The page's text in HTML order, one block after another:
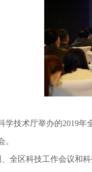
技术厅举办的2019
。
全区科技工作会议和